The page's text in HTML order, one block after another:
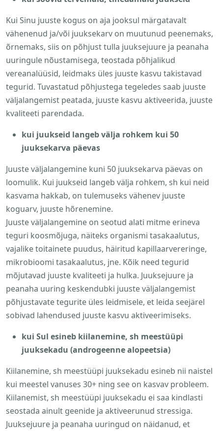
Kui Sinu juuste kogus on aja jooksul märgatavalt
vähenenud ja/või juuksekarv on muutunud peenemaks,
õrnemaks, siis on põhjust tulla juuksejuure ja peanaha
uuringule nõustamisega, teostada põhjalikud
vereanalüüsid, leidmaks üles juuste kasvu takistavad
tegurid. Tuvastatud põhjustega tegeledes saab juuste
väljalangemist peatada, juuste kasvu aktiveerida, juuste
kvaliteeti parendada.
kui juukseid langeb välja rohkem kui 50
juuksekarva päevas
Juuste väljalangemine kuni 50 juuksekarva päevas on
loomulik. Kui juukseid langeb välja rohkem, sh kui neid
kasvama hakkab, on tulemuseks vähenev juuste
koguarv, juuste hõrenemine.
Juuste väljalangemine on seotud alati mitme erineva
teguri koosmõjuga, näiteks organismi tasakaalutus,
vajalike toitainete puudus, häiritud kapillaarvereringe,
mikrobioomi tasakaalutus, jne. Kõik need tegurid
mõjutavad juuste kvaliteeti ja hulka. Juuksejuure ja
peanaha uuring keskendubki juuste väljalangemist
põhjustavate tegurite üles leidmisele, et leida seejärel
sobivad lahendused juuste kasvu aktiveerimiseks.
kui Sul esineb kiilanemine, sh meestüüpi
juuksekadu (androgeenne alopeetsia)
Kiilanemine, sh meestüüpi juuksekadu esineb nii naistel
kui meestel vanuses 30+ ning see on kasvav probleem.
Kiilanemist, sh meestüüpi juuksekadu ei saa kindlasti
seostada ainult geenide ja aktiveerunud stressiga.
Juuksejuure ja peanaha uuringud on näidanud, et